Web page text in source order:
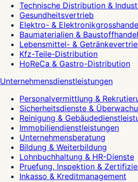
Technische Distribution &
Gesundheitsvertrieb
Elektro- &
Baumaterialien & Baustoffhandel
Lebensmittel- &
Kfz-Teile-Distribution
HoReCa & Gastro-Distribution
Unternehmensdienstleistungen
Personalvermittlung &
Sicherheitsdienste &
Reinigung &
Immobiliendienstleistungen
Unternehmensberatung
Bildung & Weiterbildung
Lohnbuchhaltung & HR-Dienste
Pruefung, Inspektion &
Inkasso & Kreditmanagement